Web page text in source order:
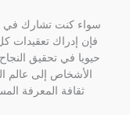
سواء كنت تشارك في
فإن إدراك تعقيدات
حيويا في تحقيق
الأشخاص إلى عالم
ثقافة المعرفة